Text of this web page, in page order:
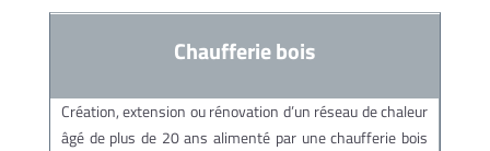
Chaufferie bois
Création, extension ou rénovation d’un réseau de chaleur
âgé de plus de 20 ans alimenté par une chaufferie bois